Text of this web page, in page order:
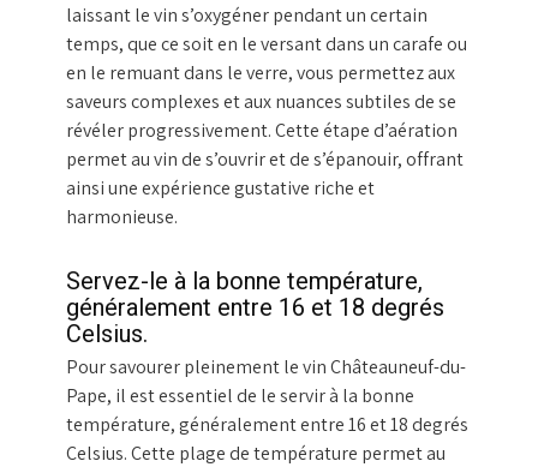
laissant le vin s’oxygéner pendant un certain
temps, que ce soit en le versant dans un carafe ou
en le remuant dans le verre, vous permettez aux
saveurs complexes et aux nuances subtiles de se
révéler progressivement. Cette étape d’aération
permet au vin de s’ouvrir et de s’épanouir, offrant
ainsi une expérience gustative riche et
harmonieuse.
Servez-le à la bonne température,
généralement entre 16 et 18 degrés
Celsius.
Pour savourer pleinement le vin Châteauneuf-du-
Pape, il est essentiel de le servir à la bonne
température, généralement entre 16 et 18 degrés
Celsius. Cette plage de température permet au